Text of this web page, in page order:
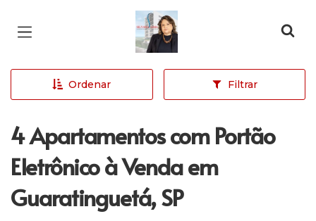
Página inicial
Ordenar Filtrar
4 Apartamentos com Portão
Eletrônico à Venda em
Guaratinguetá, SP